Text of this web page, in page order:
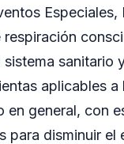
respiración
sanitario
aplicables
general, con
para disminuir